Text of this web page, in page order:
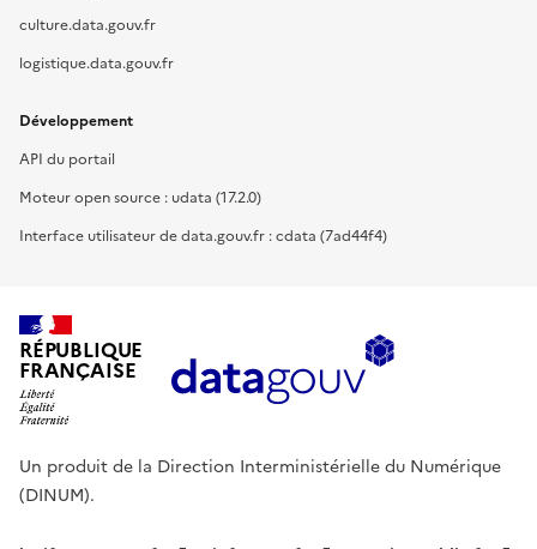
culture.data.gouv.fr
logistique.data.gouv.fr
Développement
API du portail
Moteur open source : udata (17.2.0)
Interface utilisateur de data.gouv.fr : cdata (7ad44f4)
RÉPUBLIQUE
FRANÇAISE
Un produit de la Direction Interministérielle du Numérique
(DINUM).